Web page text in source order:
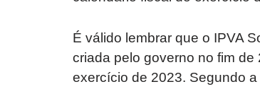
É válido lembrar que o IPVA
criada pelo governo no fim
exercício de 2023. Segundo